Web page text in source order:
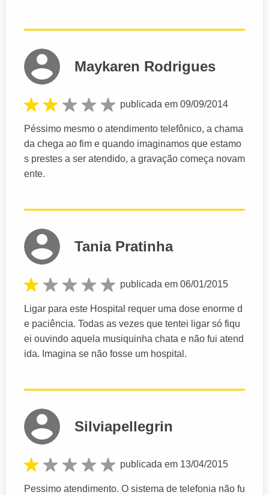
Maykaren Rodrigues
publicada em 09/09/2014
Péssimo mesmo o atendimento telefônico, a chama
da chega ao fim e quando imaginamos que estamo
s prestes a ser atendido, a gravação começa novam
ente.
Tania Pratinha
publicada em 06/01/2015
Ligar para este Hospital requer uma dose enorme d
e paciência. Todas as vezes que tentei ligar só fiqu
ei ouvindo aquela musiquinha chata e não fui atend
ida. Imagina se não fosse um hospital.
Silviapellegrin
publicada em 13/04/2015
Pessimo atendimento. O sistema de telefonia não fu